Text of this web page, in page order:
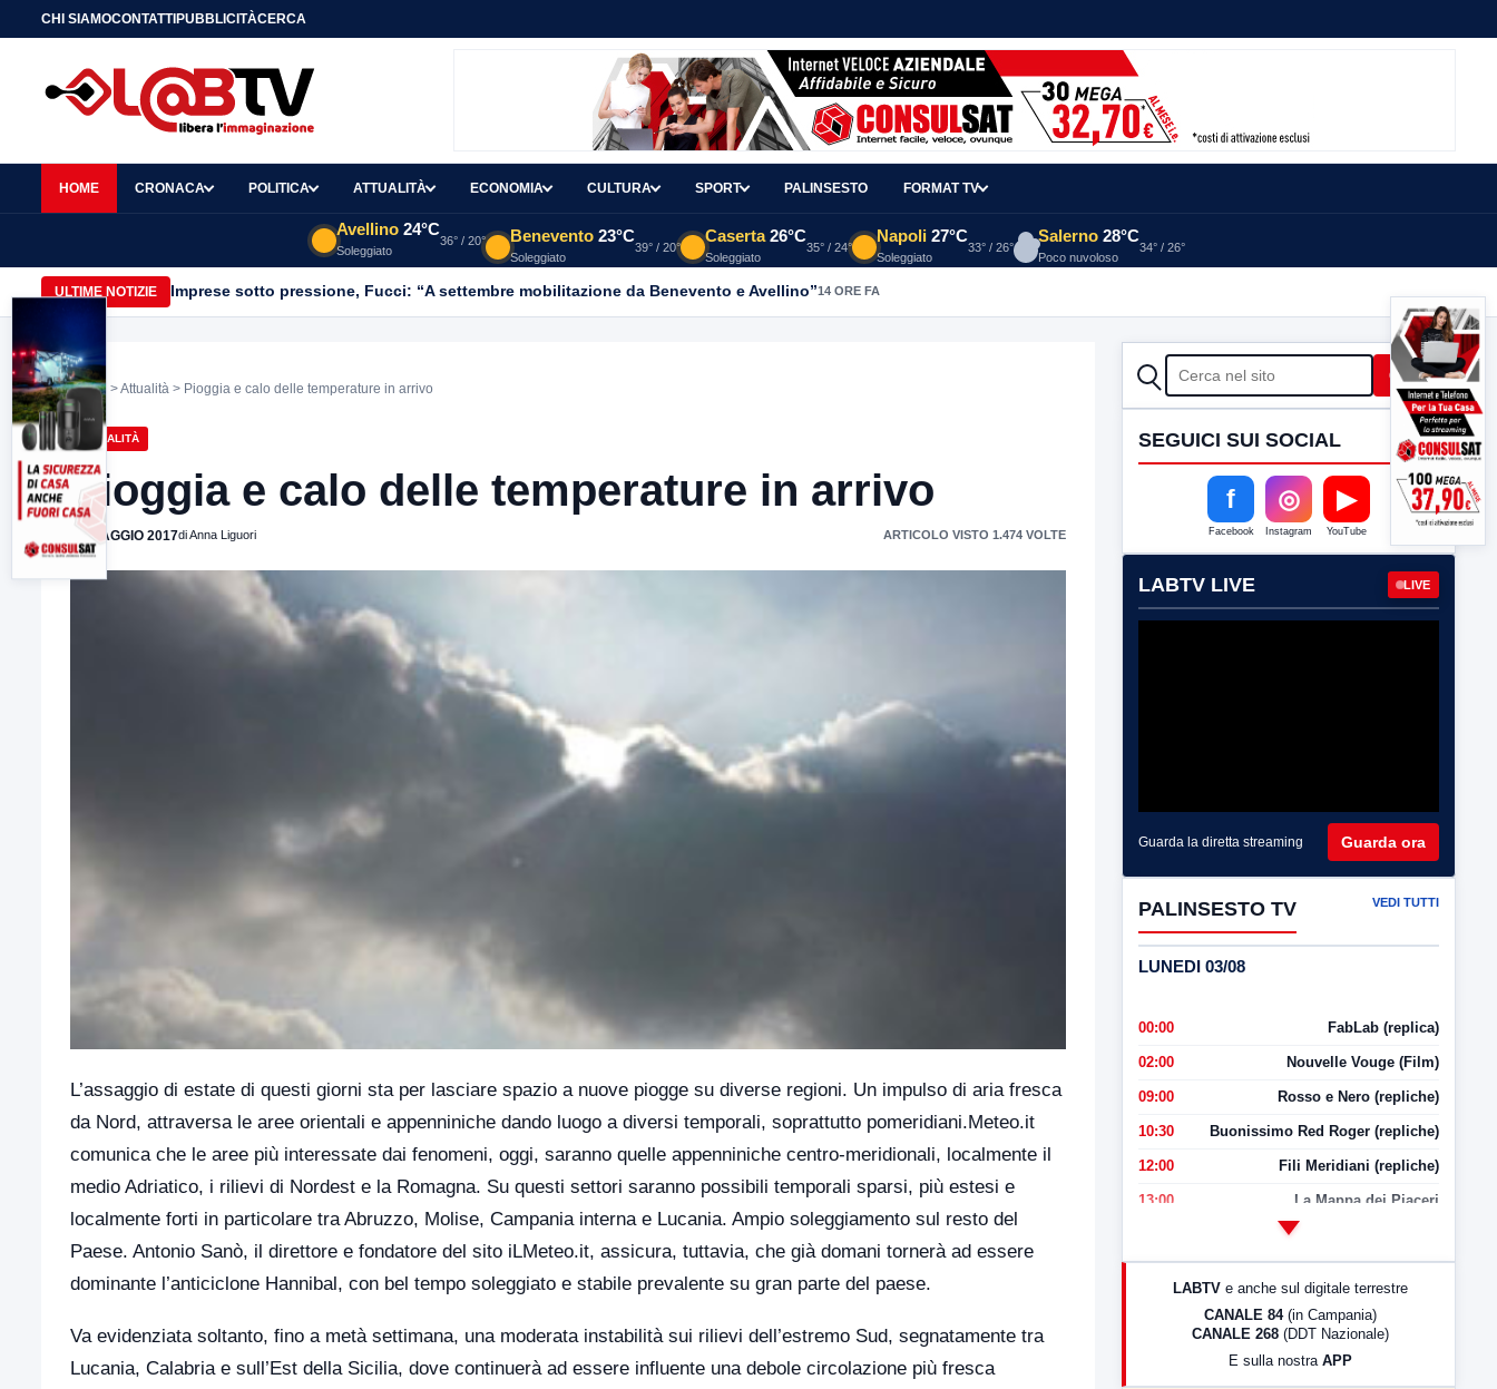
CHI SIAMOCONTATTIPUBBLICITÀCERCA
HOME CRONACA POLITICA ATTUALITÀ ECONOMIA CULTURA SPORT PALINSESTO FORMAT TV
Avellino 24°C
Soleggiato
36° / 20° Benevento 23°C
Soleggiato
39° / 20°
Caserta 26°C
Soleggiato
35° / 24°
Napoli 27°C
Soleggiato
33° / 26°
Salerno 28°C
Poco nuvoloso
34° / 26°
ULTIME NOTIZIE Imprese sotto pressione, Fucci: “A settembre mobilitazione da Benevento e Avellino”14 ORE FA
Home >Attualità > Pioggia e calo delle temperature in arrivo
ATTUALITÀ
Pioggia e calo delle temperature in arrivo
15 MAGGIO 2017di Anna Liguori ARTICOLO VISTO 1.474 VOLTE
L’assaggio di estate di questi giorni sta per lasciare spazio a nuove piogge su diverse regioni. Un impulso di aria fresca
da Nord, attraversa le aree orientali e appenniniche dando luogo a diversi temporali, soprattutto pomeridiani.Meteo.it
comunica che le aree più interessate dai fenomeni, oggi, saranno quelle appenniniche centro-meridionali, localmente il
medio Adriatico, i rilievi di Nordest e la Romagna. Su questi settori saranno possibili temporali sparsi, più estesi e
localmente forti in particolare tra Abruzzo, Molise, Campania interna e Lucania. Ampio soleggiamento sul resto del
Paese. Antonio Sanò, il direttore e fondatore del sito iLMeteo.it, assicura, tuttavia, che già domani tornerà ad essere
dominante l’anticiclone Hannibal, con bel tempo soleggiato e stabile prevalente su gran parte del paese.
Va evidenziata soltanto, fino a metà settimana, una moderata instabilità sui rilievi dell’estremo Sud, segnatamente tra
Lucania, Calabria e sull’Est della Sicilia, dove continuerà ad essere influente una debole circolazione più fresca
CERCA Cerca
SEGUICI SUI SOCIAL
f
Facebook
◎
Instagram
▶
YouTube
LABTV LIVE LIVE
Guarda la diretta streaming Guarda ora
PALINSESTO TV VEDI TUTTI
LUNEDI 03/08
00:00 FabLab (replica)
02:00 Nouvelle Vouge (Film)
09:00 Rosso e Nero (repliche)
10:30 Buonissimo Red Roger (repliche)
12:00 Fili Meridiani (repliche)
13:00 La Mappa dei Piaceri
LabNews (Diretta)
LABTV e anche sul digitale terrestre
CANALE 84 (in Campania)
CANALE 268 (DDT Nazionale)
E sulla nostra APP